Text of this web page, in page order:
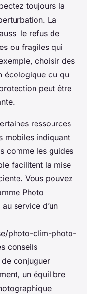
toujours la
La
le refus de
ou fragiles qui
choisir des
écologique ou qui
peut être
ressources
mobiles indiquant
comme les guides
facilitent la mise
Vous pouvez
Photo
service d’un
photo-clim-photo-
conseils
conjuguer
un équilibre